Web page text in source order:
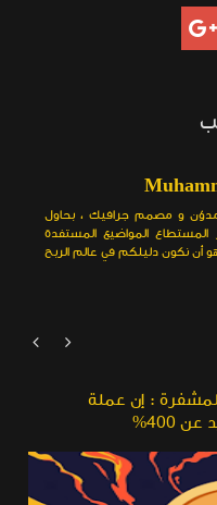
و مصمم جرافيك ، بحاول
المواضيع المستفدة
أن نكون دليلكم في عالم الربح
: إن عملة
400%

